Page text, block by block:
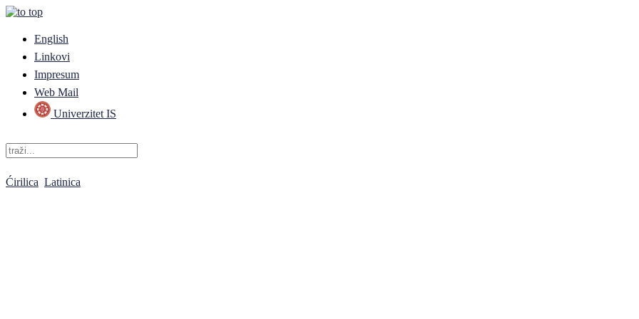
English
Linkovi
Impresum
Web Mail
Univerzitet IS
Ćirilica Latinica